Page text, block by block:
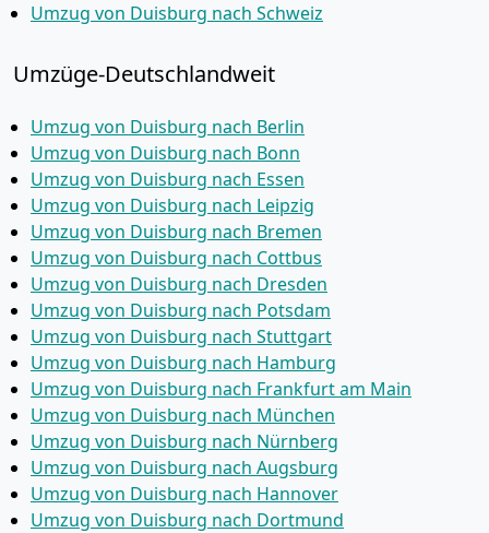
Umzug von Duisburg nach Schweiz
Umzüge-Deutschlandweit
Umzug von Duisburg nach Berlin
Umzug von Duisburg nach Bonn
Umzug von Duisburg nach Essen
Umzug von Duisburg nach Leipzig
Umzug von Duisburg nach Bremen
Umzug von Duisburg nach Cottbus
Umzug von Duisburg nach Dresden
Umzug von Duisburg nach Potsdam
Umzug von Duisburg nach Stuttgart
Umzug von Duisburg nach Hamburg
Umzug von Duisburg nach Frankfurt am Main
Umzug von Duisburg nach München
Umzug von Duisburg nach Nürnberg
Umzug von Duisburg nach Augsburg
Umzug von Duisburg nach Hannover
Umzug von Duisburg nach Dortmund